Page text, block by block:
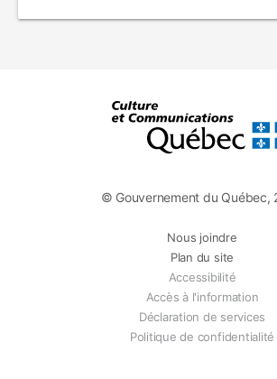
© Gouvernement du Québec,
Nous joindre
Plan du site
Accessibilité
Accès à l'information
Déclaration de services
Politique de confidentialité